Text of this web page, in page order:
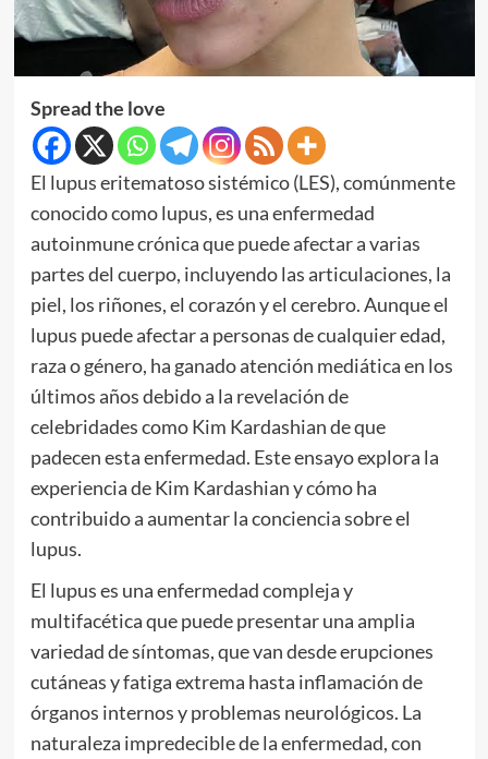
Spread the love
El lupus eritematoso sistémico (LES), comúnmente
conocido como lupus, es una enfermedad
autoinmune crónica que puede afectar a varias
partes del cuerpo, incluyendo las articulaciones, la
piel, los riñones, el corazón y el cerebro. Aunque el
lupus puede afectar a personas de cualquier edad,
raza o género, ha ganado atención mediática en los
últimos años debido a la revelación de
celebridades como Kim Kardashian de que
padecen esta enfermedad. Este ensayo explora la
experiencia de Kim Kardashian y cómo ha
contribuido a aumentar la conciencia sobre el
lupus.
El lupus es una enfermedad compleja y
multifacética que puede presentar una amplia
variedad de síntomas, que van desde erupciones
cutáneas y fatiga extrema hasta inflamación de
órganos internos y problemas neurológicos. La
naturaleza impredecible de la enfermedad, con